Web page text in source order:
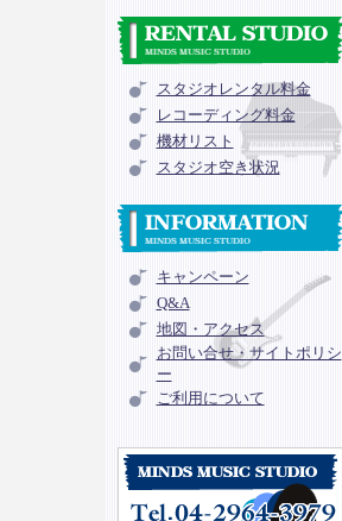
スタジオレンタル料金
レコーディング料金
機材リスト
スタジオ空き状況
キャンペーン
Q&A
地図・アクセス
お問い合せ・サイトポリシ
ー
ご利用について